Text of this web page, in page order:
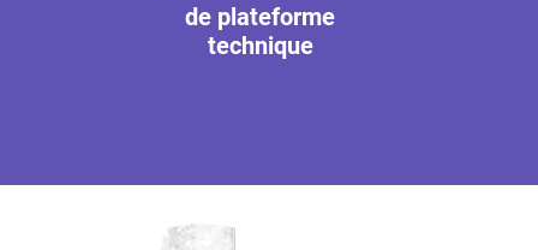
de plateforme
technique